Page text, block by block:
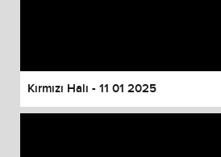
Kırmızı Halı - 11 01 2025